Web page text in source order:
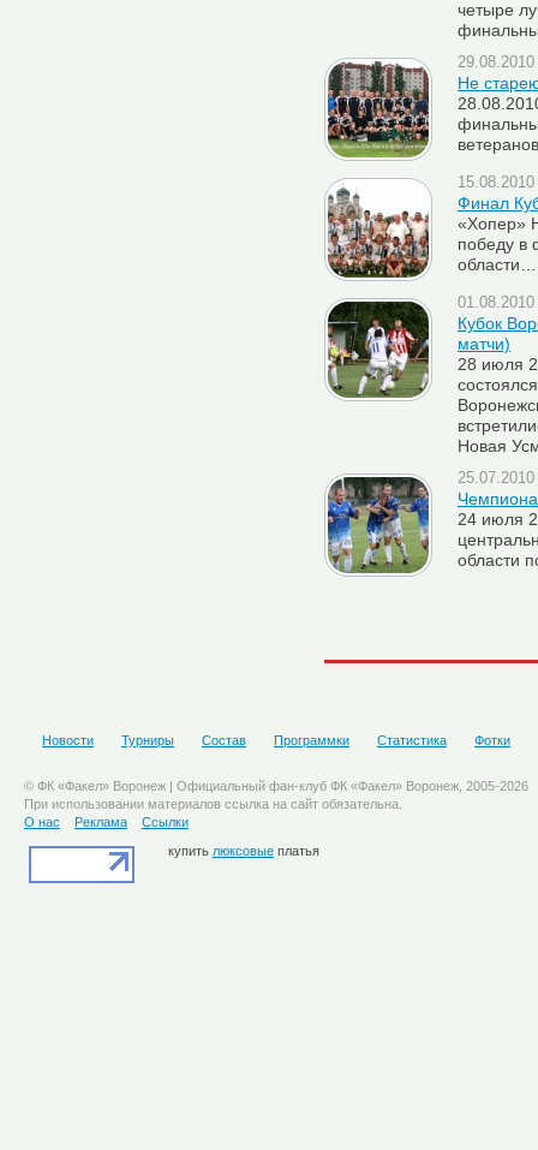
четыре
Не
Финал
«Хопер»
победу в
области…
Кубок
матчи)
28 июля
Новая
24 июля
области
Новости Турниры Состав Программки Статистика Фотки
© ФК «Факел» Воронеж | Официальный фан-клуб ФК «Факел» Воронеж, 2005-2026
При использовании материалов ссылка на сайт обязательна.
О нас
Реклама
Ссылки
купить люксовые платья